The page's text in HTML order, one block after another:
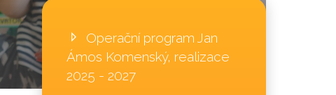
Operační program Jan
Ámos Komenský, realizace
2025 - 2027